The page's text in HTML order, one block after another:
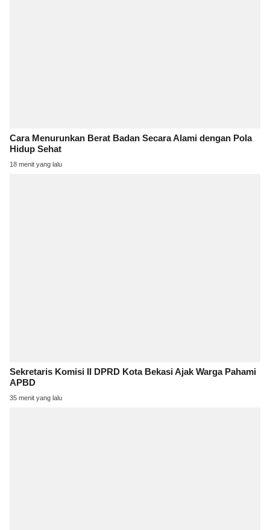
Cara Menurunkan Berat Badan Secara Alami dengan Pola
Hidup Sehat
18 menit yang lalu
Sekretaris Komisi II DPRD Kota Bekasi Ajak Warga Pahami
APBD
35 menit yang lalu